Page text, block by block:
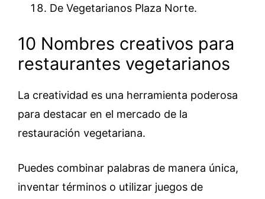
De Vegetarianos Plaza Norte.
10 Nombres creativos para
restaurantes vegetarianos
La creatividad es una herramienta poderosa
para destacar en el mercado de la
restauración vegetariana.
Puedes combinar palabras de manera única,
inventar términos o utilizar juegos de